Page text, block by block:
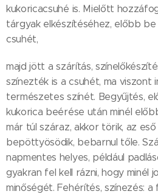
kukoricacsuhé is. Mielőtt
tárgyak elkészítéséhez, előbb
csuhét,
majd jött a szárítás,
színezték is a csuhét, ma viszont
természetes színét. Begyűjtés,
kukorica beérése után minél
már túl száraz, akkor törik, az eső
bepöttyösödik, bebarnul tőle.
napmentes helyes, például
gyakran fel kell rázni, hogy minél
minőségét. Fehérítés, színezés: